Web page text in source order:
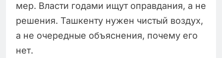
мер. Власти годами ищут оправдания, а не
решения. Ташкенту нужен чистый воздух,
а не очередные объяснения, почему его
нет.